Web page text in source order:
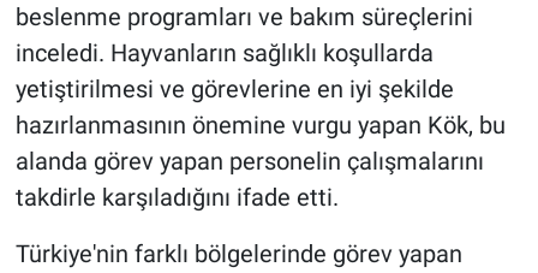
beslenme programları ve bakım süreçlerini
inceledi. Hayvanların sağlıklı koşullarda
yetiştirilmesi ve görevlerine en iyi şekilde
hazırlanmasının önemine vurgu yapan Kök, bu
alanda görev yapan personelin çalışmalarını
takdirle karşıladığını ifade etti.
Türkiye'nin farklı bölgelerinde görev yapan